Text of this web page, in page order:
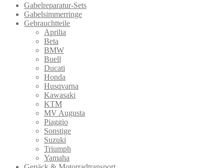
Gabelreparatur-Sets
Gabelsimmerringe
Gebrauchtteile
Aprilia
Beta
BMW
Buell
Ducati
Honda
Husqvarna
Kawasaki
KTM
MV Augusta
Piaggio
Sonstige
Suzuki
Triumph
Yamaha